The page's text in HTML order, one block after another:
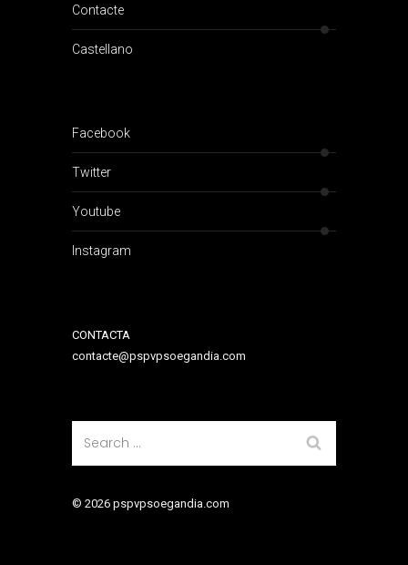
Contacte
Castellano
Facebook
Twitter
Youtube
Instagram
CONTACTA
contacte@pspvpsoegandia.com
© 2026 pspvpsoegandia.com